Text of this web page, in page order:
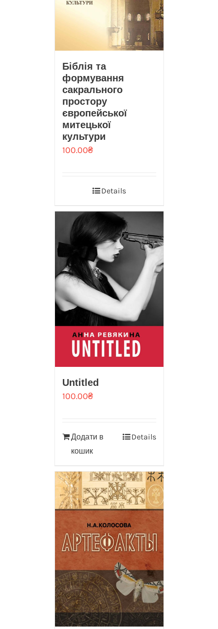
Біблія та
формування
сакрального
простору
європейської
митецької
культури
100.00₴
Details
Untitled
100.00₴
Додати в
кошик
Details